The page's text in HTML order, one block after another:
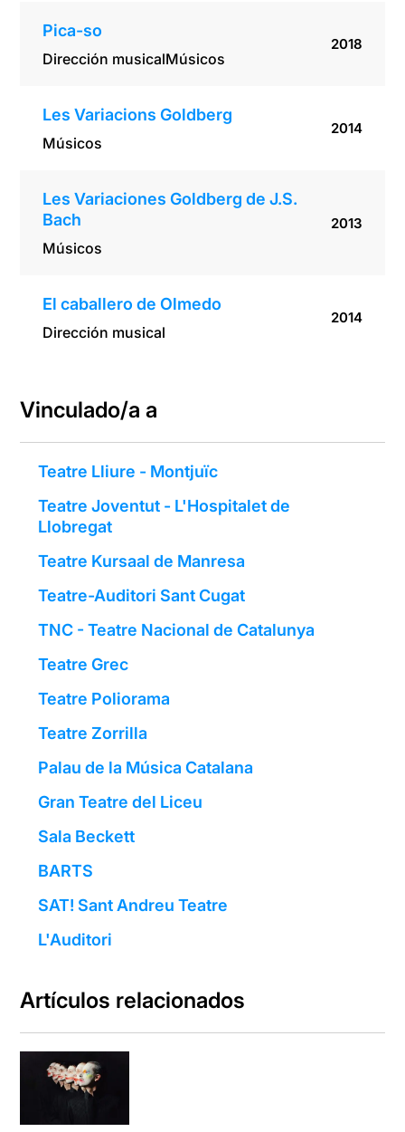
Pica-so
Dirección musicalMúsicos
2018
Les Variacions Goldberg
Músicos
2014
Les Variaciones Goldberg de J.S.
Bach
Músicos
2013
El caballero de Olmedo
Dirección musical
2014
Vinculado/a a
Teatre Lliure - Montjuïc
Teatre Joventut - L'Hospitalet de
Llobregat
Teatre Kursaal de Manresa
Teatre-Auditori Sant Cugat
TNC - Teatre Nacional de Catalunya
Teatre Grec
Teatre Poliorama
Teatre Zorrilla
Palau de la Música Catalana
Gran Teatre del Liceu
Sala Beckett
BARTS
SAT! Sant Andreu Teatre
L'Auditori
Artículos relacionados